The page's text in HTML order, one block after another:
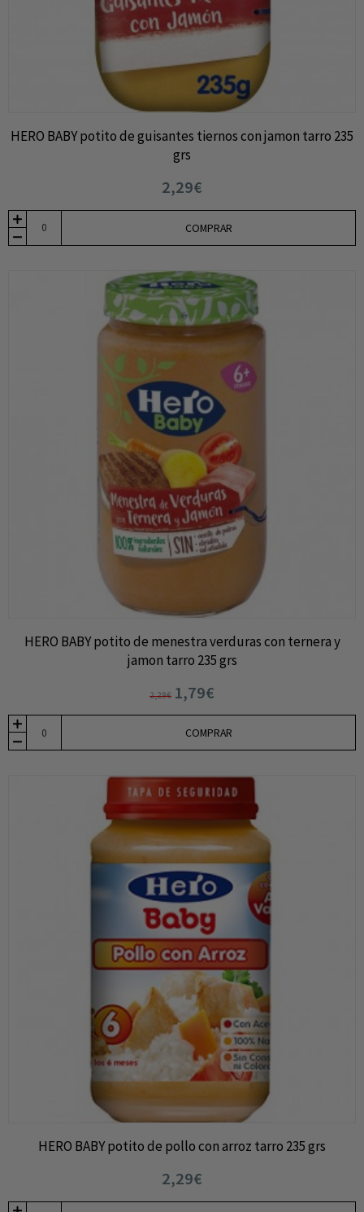
HERO BABY potito de guisantes tiernos con jamon tarro 235
grs
2,29€
COMPRAR
HERO BABY potito de menestra verduras con ternera y
jamon tarro 235 grs
2,29€ 1,79€
COMPRAR
HERO BABY potito de pollo con arroz tarro 235 grs
2,29€